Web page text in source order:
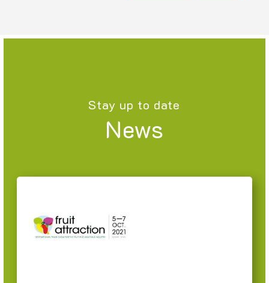
Stay up to date
News